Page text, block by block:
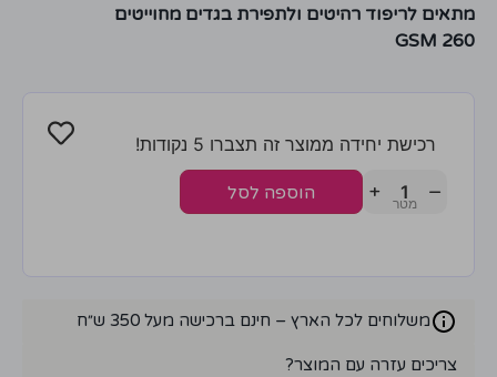
מתאים לריפוד רהיטים ולתפירת בגדים מחוייטים
260 GSM
רכישת יחידה ממוצר זה תצברו 5 נקודות!
−
+ הוספה לסל
משלוחים לכל הארץ – חינם ברכישה מעל 350 ש״ח
צריכים עזרה עם המוצר?